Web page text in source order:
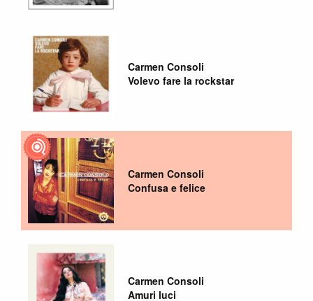
Carmen Consoli
Volevo fare la rockstar
Carmen Consoli
Confusa e felice
Carmen Consoli
Amuri luci